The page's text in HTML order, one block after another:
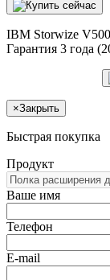
IBM Storwize
Гарантия 3 года
×Закрыть
Быстрая покупка
Продукт
Ваше имя
Телефон
E-mail